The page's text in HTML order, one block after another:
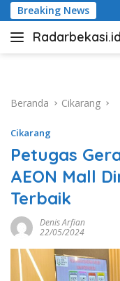
Langsung
ke
konten
Breaking News
Cilik
Radarbekasi.id
Berita
Beranda
Cikarang
Cikarang
Petugas
AEON Mall
Terbaik
Denis Arfian
22/05/2024